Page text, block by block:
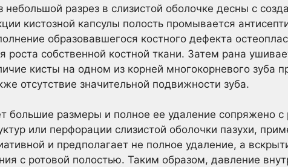
разрез в слизистой оболочке десны с
кистозной капсулы полость промывается
образовавшегося костного дефекта
роста собственной костной ткани. Затем рана
кисты на одном из корней многокорневого зуба
отсутствие значительной подвижности зуба.
большие размеры и полное ее удаление сопряжено
или перфорации слизистой оболочки пазухи,
и предполагает не полное удаление, а
с ротовой полостью. Таким образом, давление